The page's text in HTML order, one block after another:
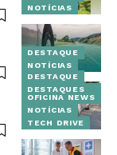
NOTÍCIAS
DESTAQUE
NOTÍCIAS
DESTAQUE
DESTAQUES
OFICINA NEWS
NOTÍCIAS
TECH DRIVE